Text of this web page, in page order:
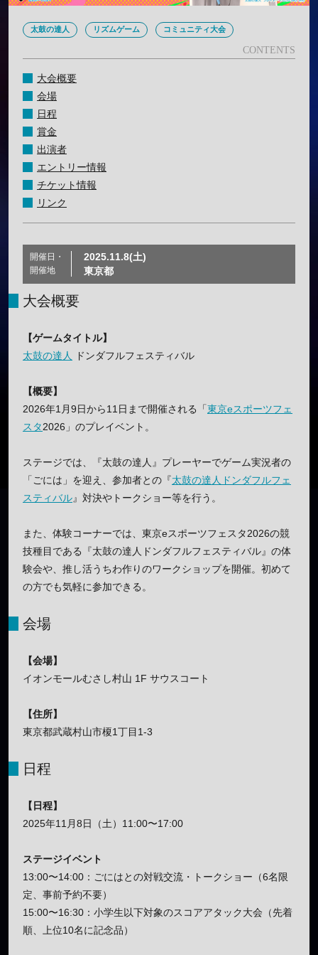
太鼓の達人 リズムゲーム コミュニティ大会
大会概要
会場
日程
賞金
出演者
エントリー情報
チケット情報
リンク
開催日・
開催地
2025.11.8(土)
東京都
大会概要
【ゲームタイトル】
太鼓の達人
ドンダフルフェスティバル
【概要】
2026年1月9日から11日まで開催される「東京eスポーツフェ
スタ2026」のプレイベント。
ステージでは、『太鼓の達人』プレーヤーでゲーム実況者の
「ごには」を迎え、参加者との『太鼓の達人ドンダフルフェ
スティバル』対決やトークショー等を行う。
また、体験コーナーでは、東京eスポーツフェスタ2026の競
技種目である『太鼓の達人ドンダフルフェスティバル』の体
験会や、推し活うちわ作りのワークショップを開催。初めて
の方でも気軽に参加できる。
会場
【会場】
イオンモールむさし村山 1F サウスコート
【住所】
東京都武蔵村山市榎1丁目1-3
日程
【日程】
2025年11月8日（土）11:00〜17:00
ステージイベント
13:00〜14:00：ごにはとの対戦交流・トークショー（6名限
定、事前予約不要）
15:00〜16:30：小学生以下対象のスコアアタック大会（先着
順、上位10名に記念品）